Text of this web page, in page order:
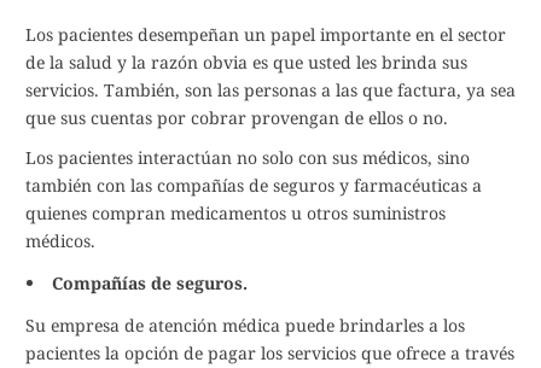
Los pacientes desempeñan un papel importante en el sector
de la salud y la razón obvia es que usted les brinda sus
servicios. También, son las personas a las que factura, ya sea
que sus cuentas por cobrar provengan de ellos o no.
Los pacientes interactúan no solo con sus médicos, sino
también con las compañías de seguros y farmacéuticas a
quienes compran medicamentos u otros suministros
médicos.
Compañías de seguros.
Su empresa de atención médica puede brindarles a los
pacientes la opción de pagar los servicios que ofrece a través